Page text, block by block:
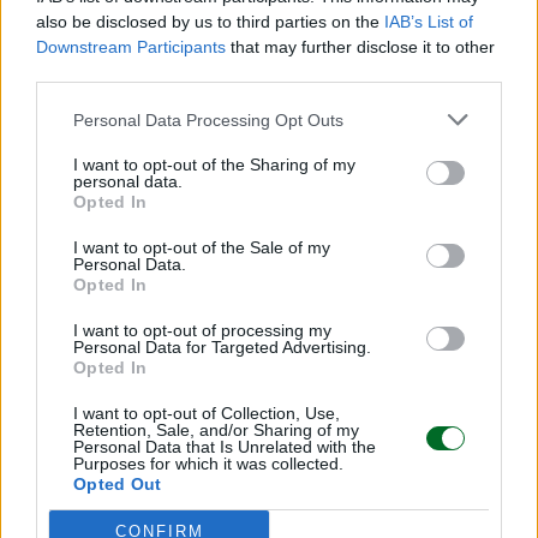
also be disclosed by us to third parties on the IAB’s List of
Downstream Participants that may further disclose it to other
Personal Data Processing Opt Outs
I want to opt-out of the Sharing of my
personal data.
Opted In
I want to opt-out of the Sale of my
Personal Data.
Opted In
I want to opt-out of processing my
Personal Data for Targeted Advertising.
Opted In
I want to opt-out of Collection, Use,
Retention, Sale, and/or Sharing of my
Personal Data that Is Unrelated with the
Purposes for which it was collected.
Opted Out
CONFIRM
IMPRESA E MANAGEMENT
Banco Bpm: utile a 1,06 miliardi nel 1°
semestre, alzata la guidance 2026
Titta Ferraro